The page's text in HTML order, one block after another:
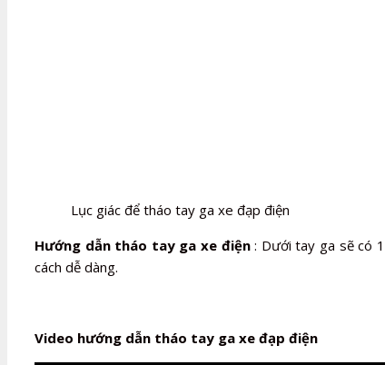
Lục giác để tháo tay ga xe đạp điện
Hướng dẫn tháo tay ga xe điện: Dưới tay ga sẽ có
cách dễ dàng.
Video hướng dẫn tháo tay ga xe đạp điện